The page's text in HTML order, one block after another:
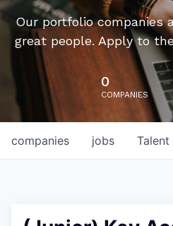
Our portfolio companies
great people. Apply to
0
COMPANIES
jobs
companies Talent